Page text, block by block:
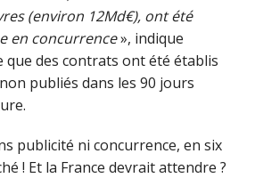
(environ 12Md€), ont été
en concurrence», indique
que des contrats ont été établis
publiés dans les 90 jours
publicité ni concurrence, en six
! Et la France devrait attendre ?